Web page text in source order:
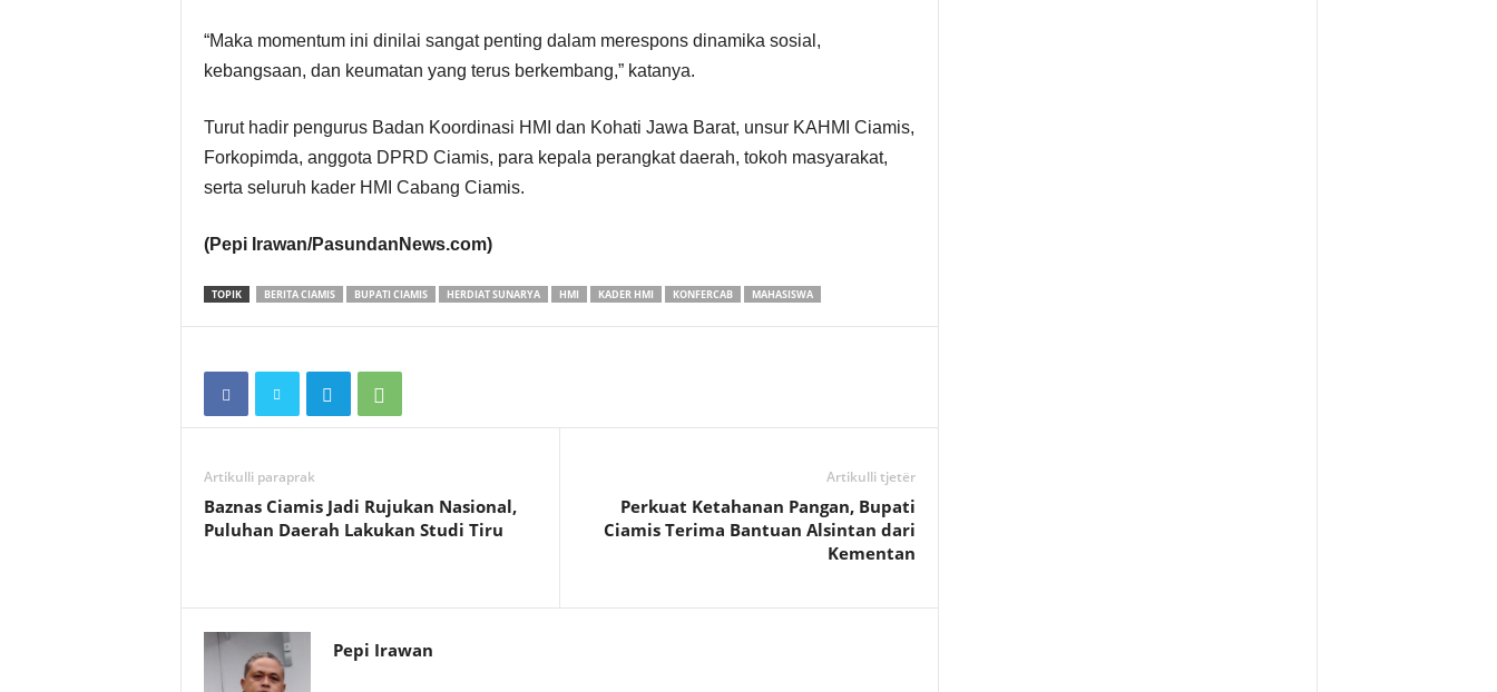
“Maka momentum ini dinilai sangat penting dalam merespons dinamika sosial,
kebangsaan, dan keumatan yang terus berkembang,” katanya.
Turut hadir pengurus Badan Koordinasi HMI dan Kohati Jawa Barat, unsur KAHMI Ciamis,
Forkopimda, anggota DPRD Ciamis, para kepala perangkat daerah, tokoh masyarakat,
serta seluruh kader HMI Cabang Ciamis.
(Pepi Irawan/PasundanNews.com)
TOPIK BERITA CIAMIS BUPATI CIAMIS HERDIAT SUNARYA HMI KADER HMI KONFERCAB MAHASISWA
Artikulli paraprak
Baznas Ciamis Jadi Rujukan Nasional,
Puluhan Daerah Lakukan Studi Tiru
Artikulli tjetër
Perkuat Ketahanan Pangan, Bupati
Ciamis Terima Bantuan Alsintan dari
Kementan
Pepi Irawan